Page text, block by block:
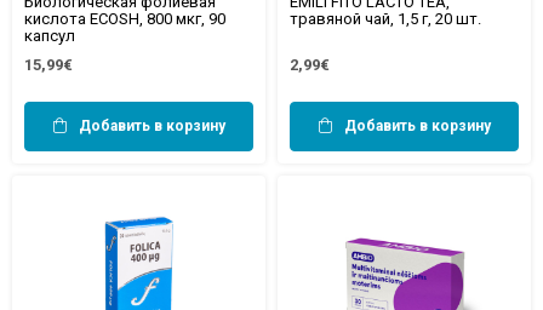
кислота ECOSH, 800 мкг, 90
капсул
15,99€
Добавить в корзину
травяной чай, 1,5 г, 20 шт.
2,99€
Добавить в корзину